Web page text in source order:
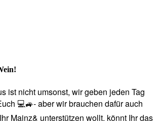
ist nicht umsonst, wir geben jeden Tag
💻🚙- aber wir brauchen dafür auch
Mainz& unterstützen wollt, könnt Ihr das